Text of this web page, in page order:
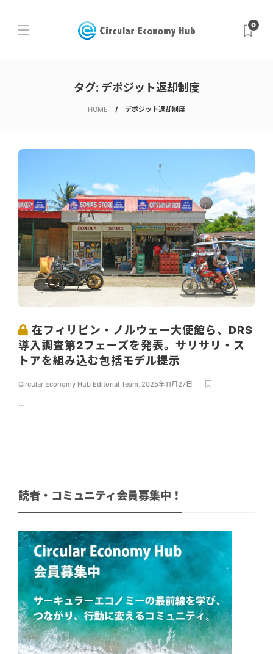
0
タグ: デポジット返却制度
HOME デポジット返却制度
ニュース
在フィリピン・ノルウェー大使館ら、DRS
導入調査第2フェーズを発表。サリサリ・ス
トアを組み込む包括モデル提示
Circular Economy Hub Editorial Team 2025年11月27日
...
読者・コミュニティ会員募集中！